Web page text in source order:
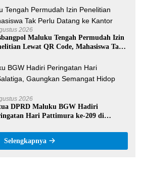
2026
Maluku Tengah Permudah Izin
Lewat QR Code, Mahasiswa Tak
2026
DPRD Maluku BGW Hadiri
Hari Pattimura ke-209 di
Selengkapnya